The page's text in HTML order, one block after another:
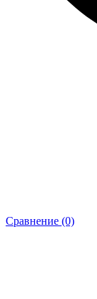
Сравнение (0)